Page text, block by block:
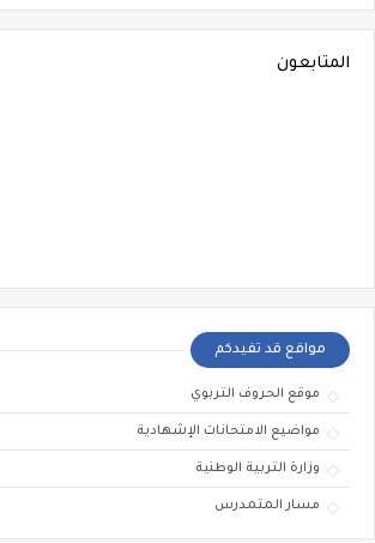
المتابعون
مواقع قد تفيدكم
موقع الحروف التربوي
مواضيع الامتحانات الإشهادية
وزارة التربية الوطنية
مسار المتمدرس